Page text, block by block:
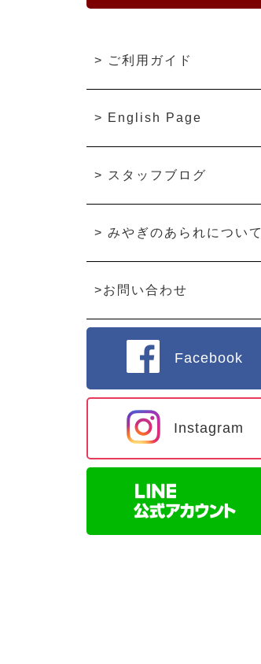
> ご利用ガイド
> English Page
> スタッフブログ
> みやぎのあられについて
>お問い合わせ
Facebook
Instagram